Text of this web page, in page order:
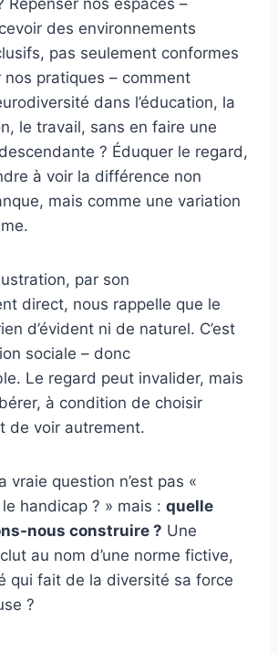
des environnements
pas seulement conformes
nos pratiques – comment
dans l’éducation, la
le travail, sans en faire une
? Éduquer le regard,
à voir la différence non
mais comme une variation
par son
direct, nous rappelle que le
d’évident ni de naturel. C’est
sociale – donc
Le regard peut invalider, mais
à condition de choisir
de voir autrement.
vraie question n’est pas «
handicap ? » mais : quelle
nous construire ? Une
au nom d’une norme fictive,
qui fait de la diversité sa force
?